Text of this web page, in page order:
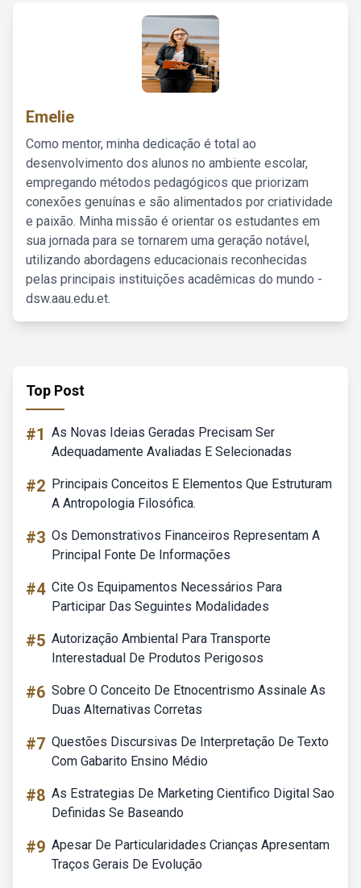
Emelie
Como mentor, minha dedicação é total ao
desenvolvimento dos alunos no ambiente escolar,
empregando métodos pedagógicos que priorizam
conexões genuínas e são alimentados por criatividade
e paixão. Minha missão é orientar os estudantes em
sua jornada para se tornarem uma geração notável,
utilizando abordagens educacionais reconhecidas
pelas principais instituições acadêmicas do mundo -
dsw.aau.edu.et.
Top Post
#1 As Novas Ideias Geradas Precisam Ser
Adequadamente Avaliadas E Selecionadas
#2 Principais Conceitos E Elementos Que Estruturam
A Antropologia Filosófica.
#3 Os Demonstrativos Financeiros Representam A
Principal Fonte De Informações
#4 Cite Os Equipamentos Necessários Para
Participar Das Seguintes Modalidades
#5 Autorização Ambiental Para Transporte
Interestadual De Produtos Perigosos
#6 Sobre O Conceito De Etnocentrismo Assinale As
Duas Alternativas Corretas
#7 Questões Discursivas De Interpretação De Texto
Com Gabarito Ensino Médio
#8 As Estrategias De Marketing Cientifico Digital Sao
Definidas Se Baseando
#9 Apesar De Particularidades Crianças Apresentam
Traços Gerais De Evolução